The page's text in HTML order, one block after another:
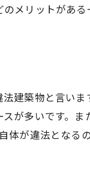
メリットがあ
建築物と言い
が多いです。
が違法となる